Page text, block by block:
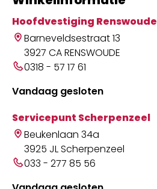
Hoofdvestiging Renswoude
Barneveldsestraat 13
3927 CA RENSWOUDE
0318 - 57 17 61
Vandaag gesloten
Servicepunt Scherpenzeel
Beukenlaan 34a
3925 JL Scherpenzeel
033 - 277 85 56